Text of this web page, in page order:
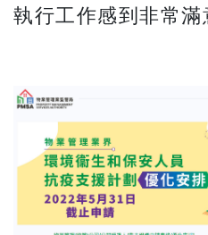
執行工作感到非常滿